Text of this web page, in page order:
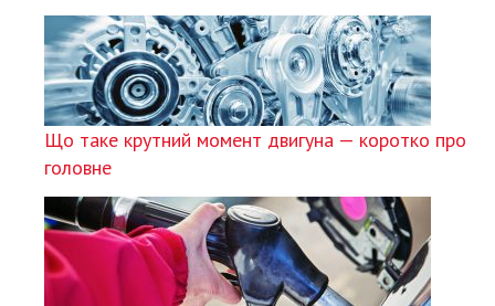
Що таке крутний момент двигуна — коротко про
головне